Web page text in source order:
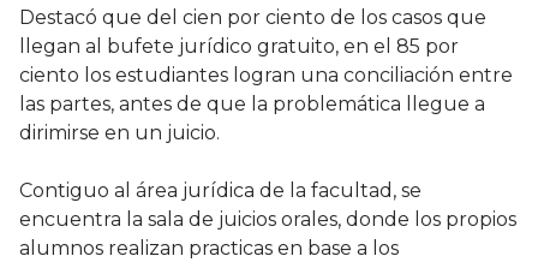
Destacó que del cien por ciento de los casos que
llegan al bufete jurídico gratuito, en el 85 por
ciento los estudiantes logran una conciliación entre
las partes, antes de que la problemática llegue a
dirimirse en un juicio.
Contiguo al área jurídica de la facultad, se
encuentra la sala de juicios orales, donde los propios
alumnos realizan practicas en base a los